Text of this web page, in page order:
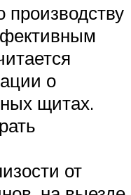
производству
о
щитах.
от